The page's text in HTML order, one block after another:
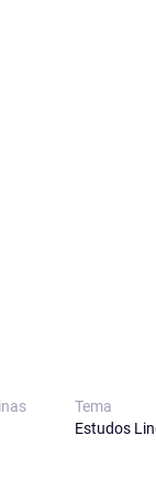
Tema
Estudos